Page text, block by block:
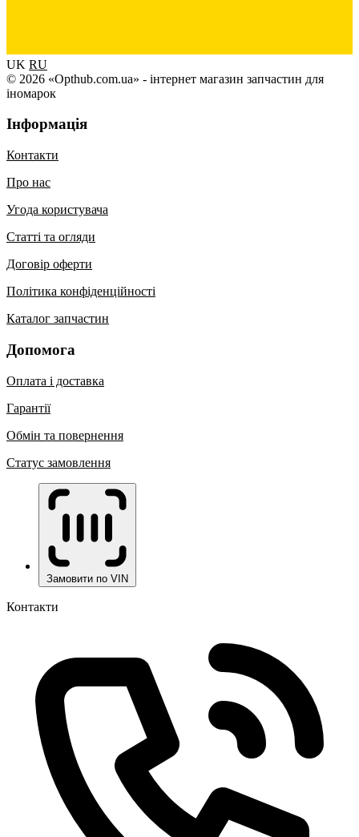
UK RU
© 2026 «Opthub.com.ua» - інтернет магазин запчастин для
іномарок
Інформація
Контакти
Про нас
Угода користувача
Статті та огляди
Договір оферти
Політика конфіденційності
Каталог запчастин
Допомога
Оплата і доставка
Гарантії
Обмін та повернення
Статус замовлення
Замовити по VIN
Контакти